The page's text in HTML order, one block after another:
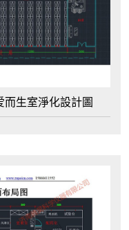
生室淨化設計圖